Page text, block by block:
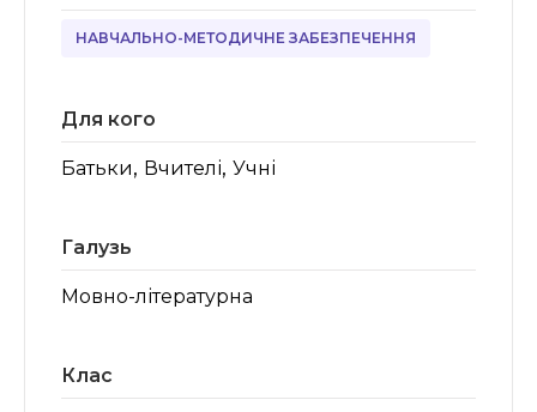
НАВЧАЛЬНО-МЕТОДИЧНЕ ЗАБЕЗПЕЧЕННЯ
Для кого
Батьки, Вчителі, Учні
Галузь
Мовно-літературна
Клас